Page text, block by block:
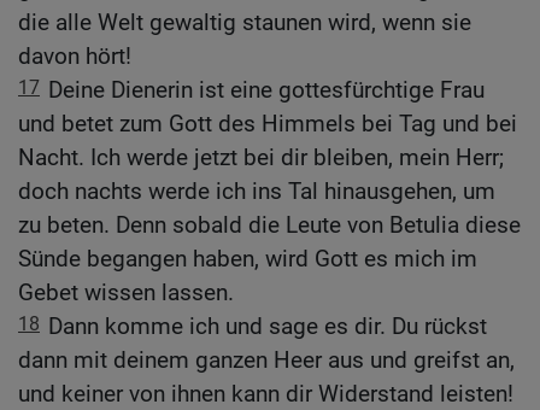
die alle Welt gewaltig staunen wird, wenn sie
davon hört!
17 Deine Dienerin ist eine gottesfürchtige Frau
und betet zum Gott des Himmels bei Tag und bei
Nacht. Ich werde jetzt bei dir bleiben, mein Herr;
doch nachts werde ich ins Tal hinausgehen, um
zu beten. Denn sobald die Leute von Betulia diese
Sünde begangen haben, wird Gott es mich im
Gebet wissen lassen.
18 Dann komme ich und sage es dir. Du rückst
dann mit deinem ganzen Heer aus und greifst an,
und keiner von ihnen kann dir Widerstand leisten!